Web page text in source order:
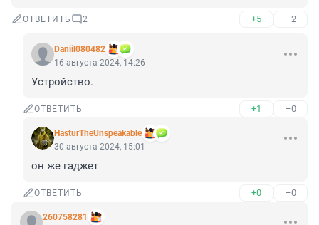
ОТВЕТИТЬ 2 +5 –2
Daniil080482
16 августа 2024, 14:26
Устройство.
ОТВЕТИТЬ +1 –0
HasturTheUnspeakable
30 августа 2024, 15:01
он же гаджет
ОТВЕТИТЬ +0 –0
260758281